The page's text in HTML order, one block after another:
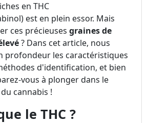
en THC
est en plein essor. Mais
ces précieuses graines de
? Dans cet article, nous
profondeur les caractéristiques
d'identification, et bien
vous à plonger dans le
cannabis !
le THC ?